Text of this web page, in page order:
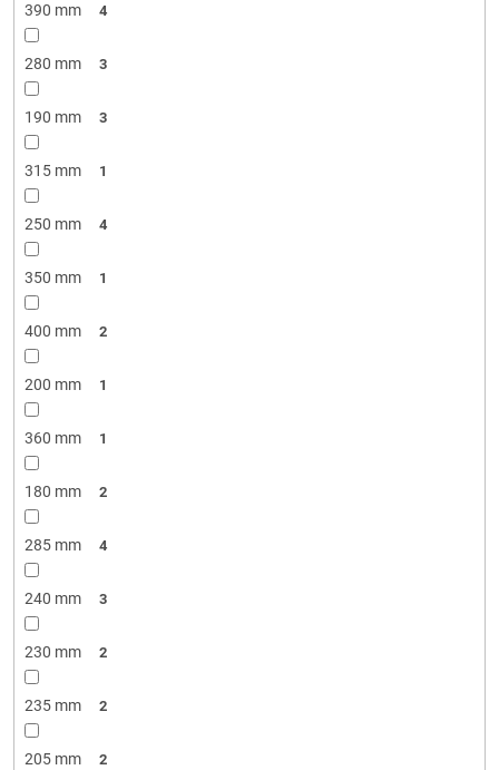
390 mm 4
280 mm 3
190 mm 3
315 mm 1
250 mm 4
350 mm 1
400 mm 2
200 mm 1
360 mm 1
180 mm 2
285 mm 4
240 mm 3
230 mm 2
235 mm 2
205 mm 2